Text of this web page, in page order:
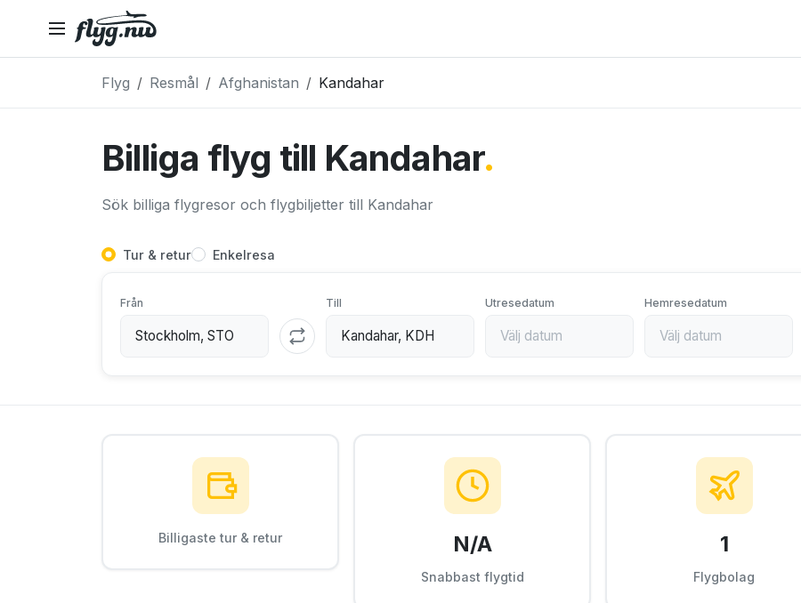
Flyg Resmål Afghanistan Kandahar
Billiga flyg till Kandahar.
Sök billiga flygresor och flygbiljetter till Kandahar
Tur & retur Enkelresa
Från Till Utresedatum Hemresedatum
Billigaste tur & retur N/A
Snabbast flygtid
1
Flygbolag